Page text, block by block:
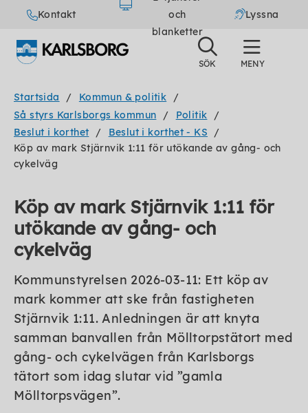
Kontakt
och
blanketter
Lyssna
Startsida
Kommun & politik
Så styrs Karlsborgs kommun
Politik
Beslut i korthet
Beslut i korthet - KS
Köp av mark Stjärnvik 1:11 för utökande av gång- och
cykelväg
Köp av mark Stjärnvik 1:11 för
utökande av gång- och
cykelväg
Kommunstyrelsen 2026-03-11: Ett köp av
mark kommer att ske från fastigheten
Stjärnvik 1:11. Anledningen är att knyta
samman banvallen från Mölltorpstätort med
gång- och cykelvägen från Karlsborgs
tätort som idag slutar vid ”gamla
Mölltorpsvägen”.